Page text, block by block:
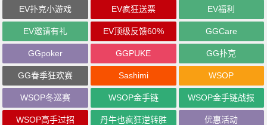
EV扑克小游戏 EV疯狂送票 EV福利
EV邀请有礼 EV顶级反馈60% GGCare
GGpoker GGPUKE GG扑克
GG春季狂欢赛 Sashimi WSOP
WSOP冬巡赛 WSOP金手链 WSOP金手链战报
WSOP高手过招 丹牛也疯狂逆转胜 优惠活动